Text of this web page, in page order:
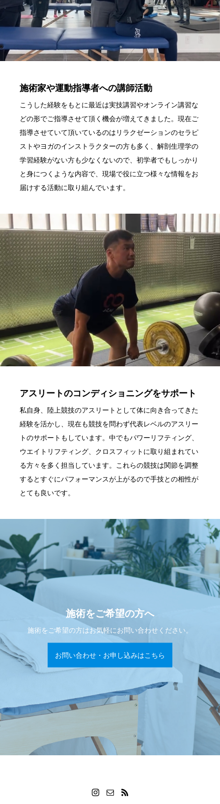
施術家や運動指導者への講師活動
こうした経験をもとに最近は実技講習やオンライン講習な
どの形でご指導させて頂く機会が増えてきました。現在ご
指導させていて頂いているのはリラクゼーションのセラピ
ストやヨガのインストラクターの方も多く、解剖生理学の
学習経験がない方も少なくないので、初学者でもしっかり
と身につくような内容で、現場で役に立つ様々な情報をお
届けする活動に取り組んでいます。
アスリートのコンディショニングをサポート
私自身、陸上競技のアスリートとして体に向き合ってきた
経験を活かし、現在も競技を問わず代表レベルのアスリー
トのサポートもしています。中でもパワーリフティング、
ウエイトリフティング、クロスフィットに取り組まれてい
る方々を多く担当しています。これらの競技は関節を調整
するとすぐにパフォーマンスが上がるので手技との相性が
とても良いです。
施術をご希望の方へ
施術をご希望の方はお気軽にお問い合わせください。
お問い合わせ・お申し込みはこちら